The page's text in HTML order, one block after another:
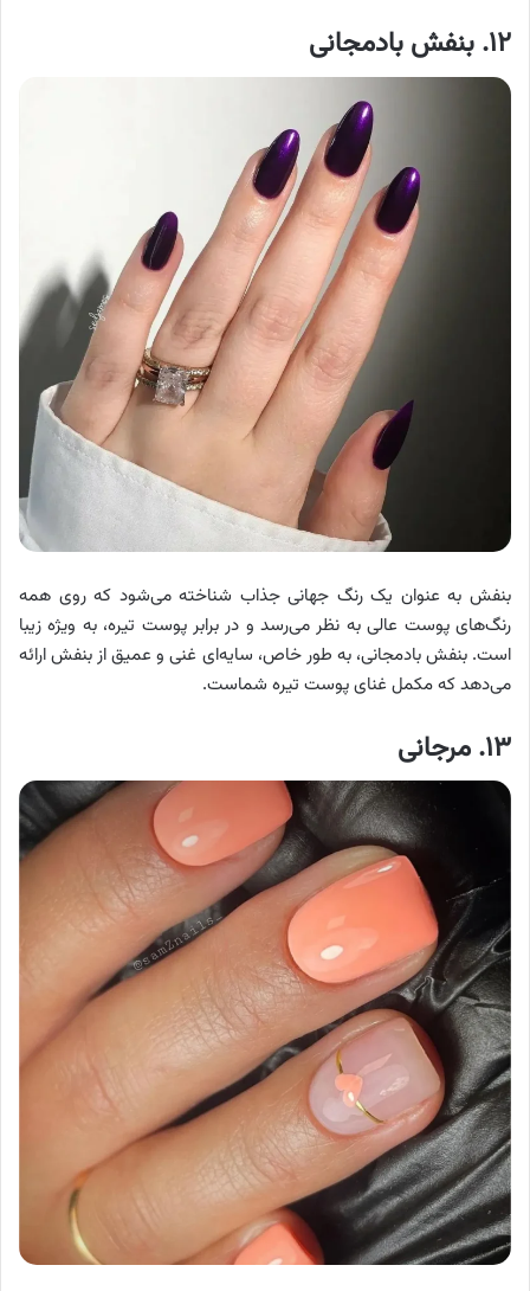
۱۲. بنفش بادمجانی
بنفش به عنوان یک رنگ جهانی جذاب شناخته می‌شود که روی همه
رنگ‌های پوست عالی به نظر می‌رسد و در برابر پوست تیره، به ویژه زیبا
است. بنفش بادمجانی، به طور خاص، سایه‌ای غنی و عمیق از بنفش ارائه
می‌دهد که مکمل غنای پوست تیره شماست.
۱۳. مرجانی